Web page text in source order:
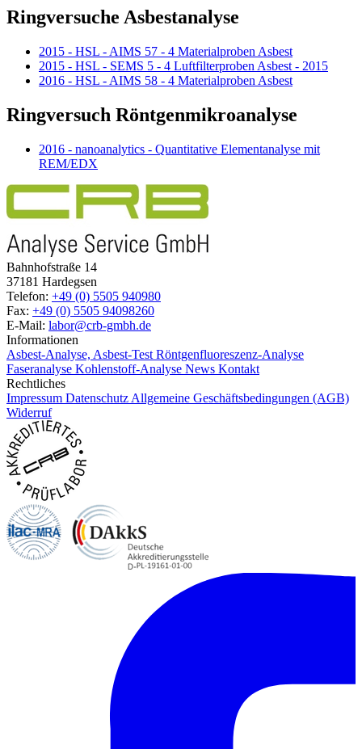
Ringversuche Asbestanalyse
2015 - HSL - AIMS 57 - 4 Materialproben Asbest
2015 - HSL - SEMS 5 - 4 Luftfilterproben Asbest - 2015
2016 - HSL - AIMS 58 - 4 Materialproben Asbest
Ringversuch Röntgenmikroanalyse
2016 - nanoanalytics - Quantitative Elementanalyse mit
REM/EDX
Bahnhofstraße 14
37181 Hardegsen
Telefon: +49 (0) 5505 940980
Fax: +49 (0) 5505 94098260
E-Mail: labor@crb-gmbh.de
Informationen
Asbest-Analyse, Asbest-Test Röntgenfluoreszenz-Analyse
Faseranalyse Kohlenstoff-Analyse News Kontakt
Rechtliches
Impressum Datenschutz Allgemeine Geschäftsbedingungen (AGB)
Widerruf